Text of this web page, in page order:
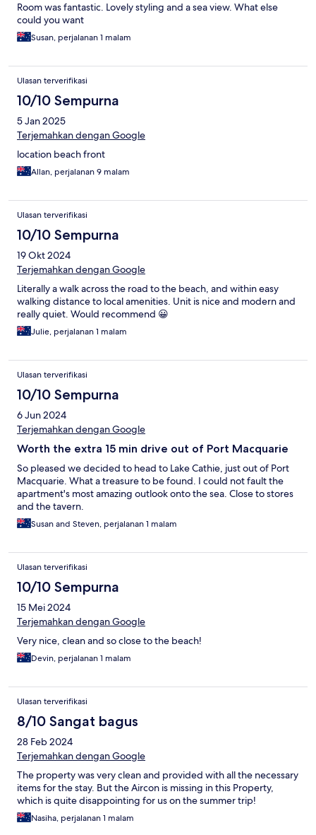
Room was fantastic. Lovely styling and a sea view. What else
could you want
Susan, perjalanan 1 malam
Ulasan terverifikasi
10/10 Sempurna
5 Jan 2025
Terjemahkan dengan Google
location beach front
Allan, perjalanan 9 malam
Ulasan terverifikasi
10/10 Sempurna
19 Okt 2024
Terjemahkan dengan Google
Literally a walk across the road to the beach, and within easy
walking distance to local amenities. Unit is nice and modern and
really quiet. Would recommend 😀
Julie, perjalanan 1 malam
Ulasan terverifikasi
10/10 Sempurna
6 Jun 2024
Terjemahkan dengan Google
Worth the extra 15 min drive out of Port Macquarie
So pleased we decided to head to Lake Cathie, just out of Port
Macquarie. What a treasure to be found. I could not fault the
apartment's most amazing outlook onto the sea. Close to stores
and the tavern.
Susan and Steven, perjalanan 1 malam
Ulasan terverifikasi
10/10 Sempurna
15 Mei 2024
Terjemahkan dengan Google
Very nice, clean and so close to the beach!
Devin, perjalanan 1 malam
Ulasan terverifikasi
8/10 Sangat bagus
28 Feb 2024
Terjemahkan dengan Google
The property was very clean and provided with all the necessary
items for the stay. But the Aircon is missing in this Property,
which is quite disappointing for us on the summer trip!
Nasiha, perjalanan 1 malam